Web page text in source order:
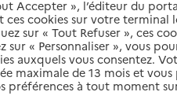
Accepter », l’éditeur du
ces cookies sur votre terminal
sur « Tout Refuser », ces
sur « Personnaliser », vous
auxquels vous consentez.
maximale de 13 mois et
préférences à tout moment